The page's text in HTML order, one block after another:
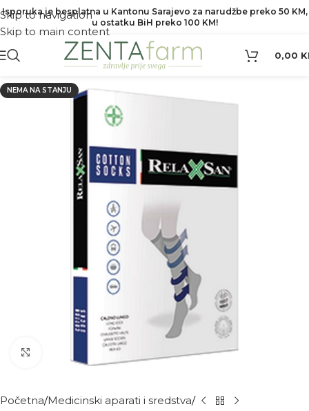
Skip to navigation
Skip to main content
Isporuka je besplatna u Kantonu Sarajevo za narudžbe preko 50 KM,
u ostatku BiH preko 100 KM!
0,00
NEMA NA STANJU
Kliknite za povećanje
Početna Medicinski aparati i sredstva